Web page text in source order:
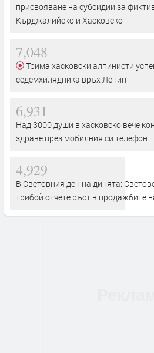
присвояване на субсидии за
Кърджалийско и Хасковско
7,048
седемхилядника връх Ленин
6,931
Над 3000 души в хасковско вече
здраве през мобилния си телефон
4,929
В Световния ден на динята:
трибой отчете ръст в продажбите